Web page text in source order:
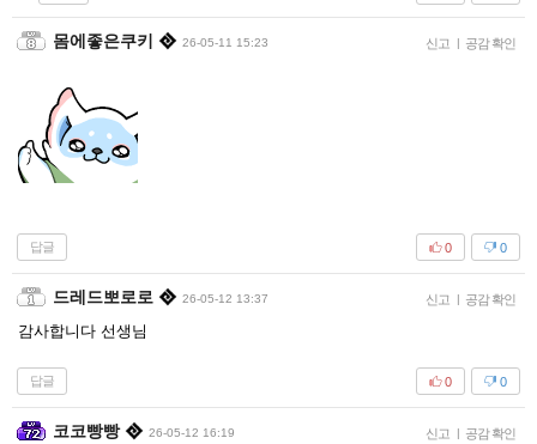
몸에좋은쿠키 26-05-11 15:23 신고 공감 확인
답글 0
0
드레드뽀로로 26-05-12 13:37 신고 공감 확인
감사합니다 선생님
답글 0
0
코코빵빵 26-05-12 16:19 신고 공감 확인